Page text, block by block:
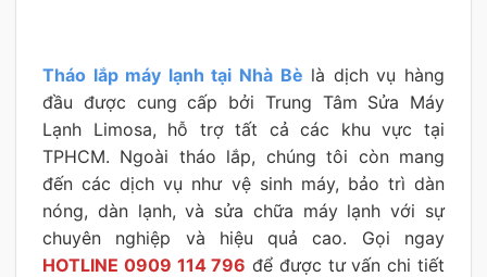
Tháo lắp máy lạnh tại Nhà Bè là dịch vụ hàng
đầu được cung cấp bởi Trung Tâm Sửa Máy
Lạnh Limosa, hỗ trợ tất cả các khu vực tại
TPHCM. Ngoài tháo lắp, chúng tôi còn mang
đến các dịch vụ như vệ sinh máy, bảo trì dàn
nóng, dàn lạnh, và sửa chữa máy lạnh với sự
chuyên nghiệp và hiệu quả cao. Gọi ngay
HOTLINE 0909 114 796 để được tư vấn chi tiết